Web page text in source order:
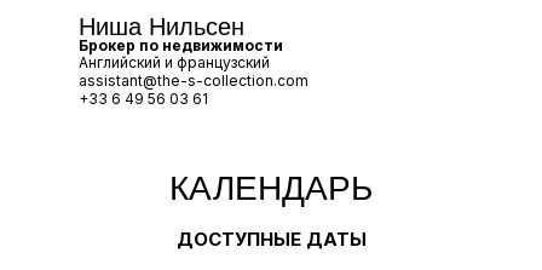
Ниша Нильсен
Брокер по недвижимости
Английский и французский
assistant@the-s-collection.com
+33 6 49 56 03 61
КАЛЕНДАРЬ
ДОСТУПНЫЕ ДАТЫ